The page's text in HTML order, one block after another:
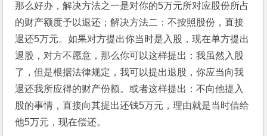
那么好办，解决方法之一是对你的5万元所对应股份所占
的财产额度予以退还；解决方法二：不按照股份，直接
退还5万元。如果对方提出你当时是入股，现在单方提出
退股，对方不愿意，那么你可以这样提出：我虽然入股
了，但是根据法律规定，我可以提出退股，你应当向我
退还我所应得的财产份额。或者这样提出：不向他提入
股的事情，直接向其提出还钱5万元，理由就是当时借给
他5万元，现在偿还。